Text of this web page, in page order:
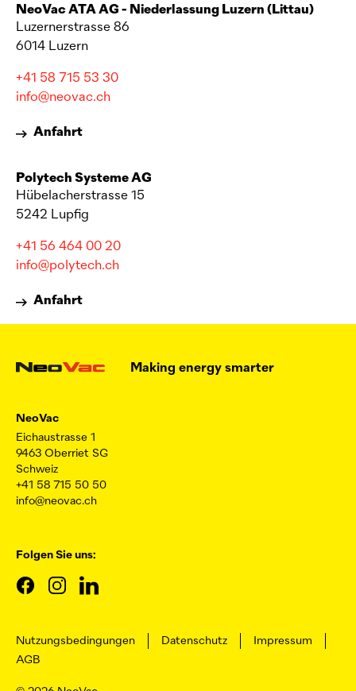
NeoVacATA AG - Niederlassung Luzern (Littau)
Luzernerstrasse 86
6014 Luzern
+41 58 715 53 30
info@neovac.ch
Anfahrt
Polytech Systeme AG
Hübelacherstrasse 15
5242 Lupfig
+41 56 464 00 20
info@polytech.ch
Anfahrt
Making energy smarter
NeoVac
Eichaustrasse 1
9463 Oberriet SG
Schweiz
+41 58 715 50 50
info@neovac.ch
Folgen Sie uns:
Nutzungsbedingungen Datenschutz
Impressum
AGB